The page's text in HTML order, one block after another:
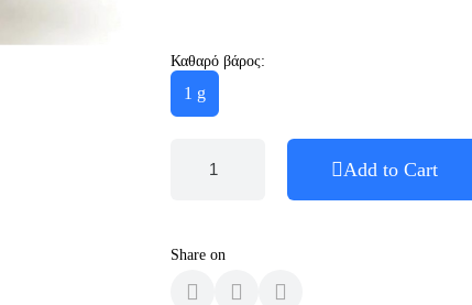
Καθαρό βάρος:
1 g
Add to Cart
Share on